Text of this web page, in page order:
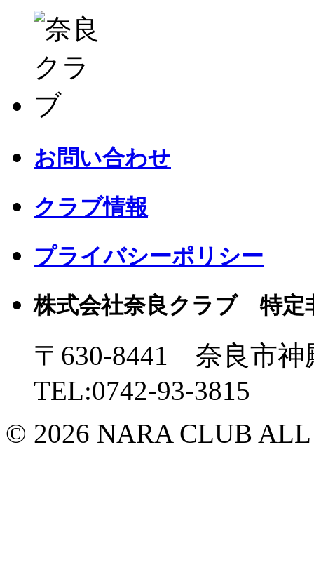
お問い合わせ
クラブ情報
プライバシーポリシー
株式会社奈良クラブ 特定
〒630-8441 奈良市
TEL:0742-93-3815
© 2026 NARA CLUB ALL